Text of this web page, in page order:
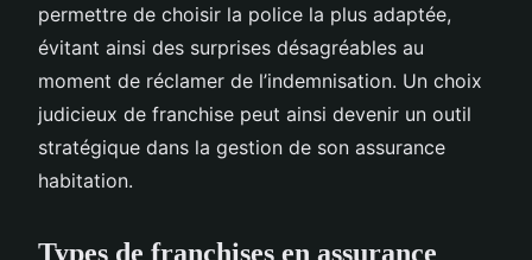
permettre de choisir la police la plus adaptée,
évitant ainsi des surprises désagréables au
moment de réclamer de l’indemnisation. Un choix
judicieux de franchise peut ainsi devenir un outil
stratégique dans la gestion de son assurance
habitation.
Types de franchises en assurance